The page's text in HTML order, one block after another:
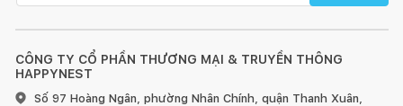
nghiệp, JYSK sẽ giúp bạn hài lòng và yên tâm khi mua sắm.
CÔNG TY CỔ PHẦN THƯƠNG MẠI & TRUYỀN THÔNG
HAPPYNEST
Số 97 Hoàng Ngân, phường Nhân Chính, quận Thanh Xuân,